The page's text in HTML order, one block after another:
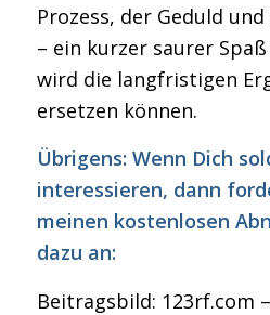
Prozess, der Geduld
– ein kurzer saurer
wird die langfristigen
ersetzen können.
Übrigens: Wenn Dich
interessieren, dann
meinen kostenlosen
dazu an:
Beitragsbild: 123rf.com